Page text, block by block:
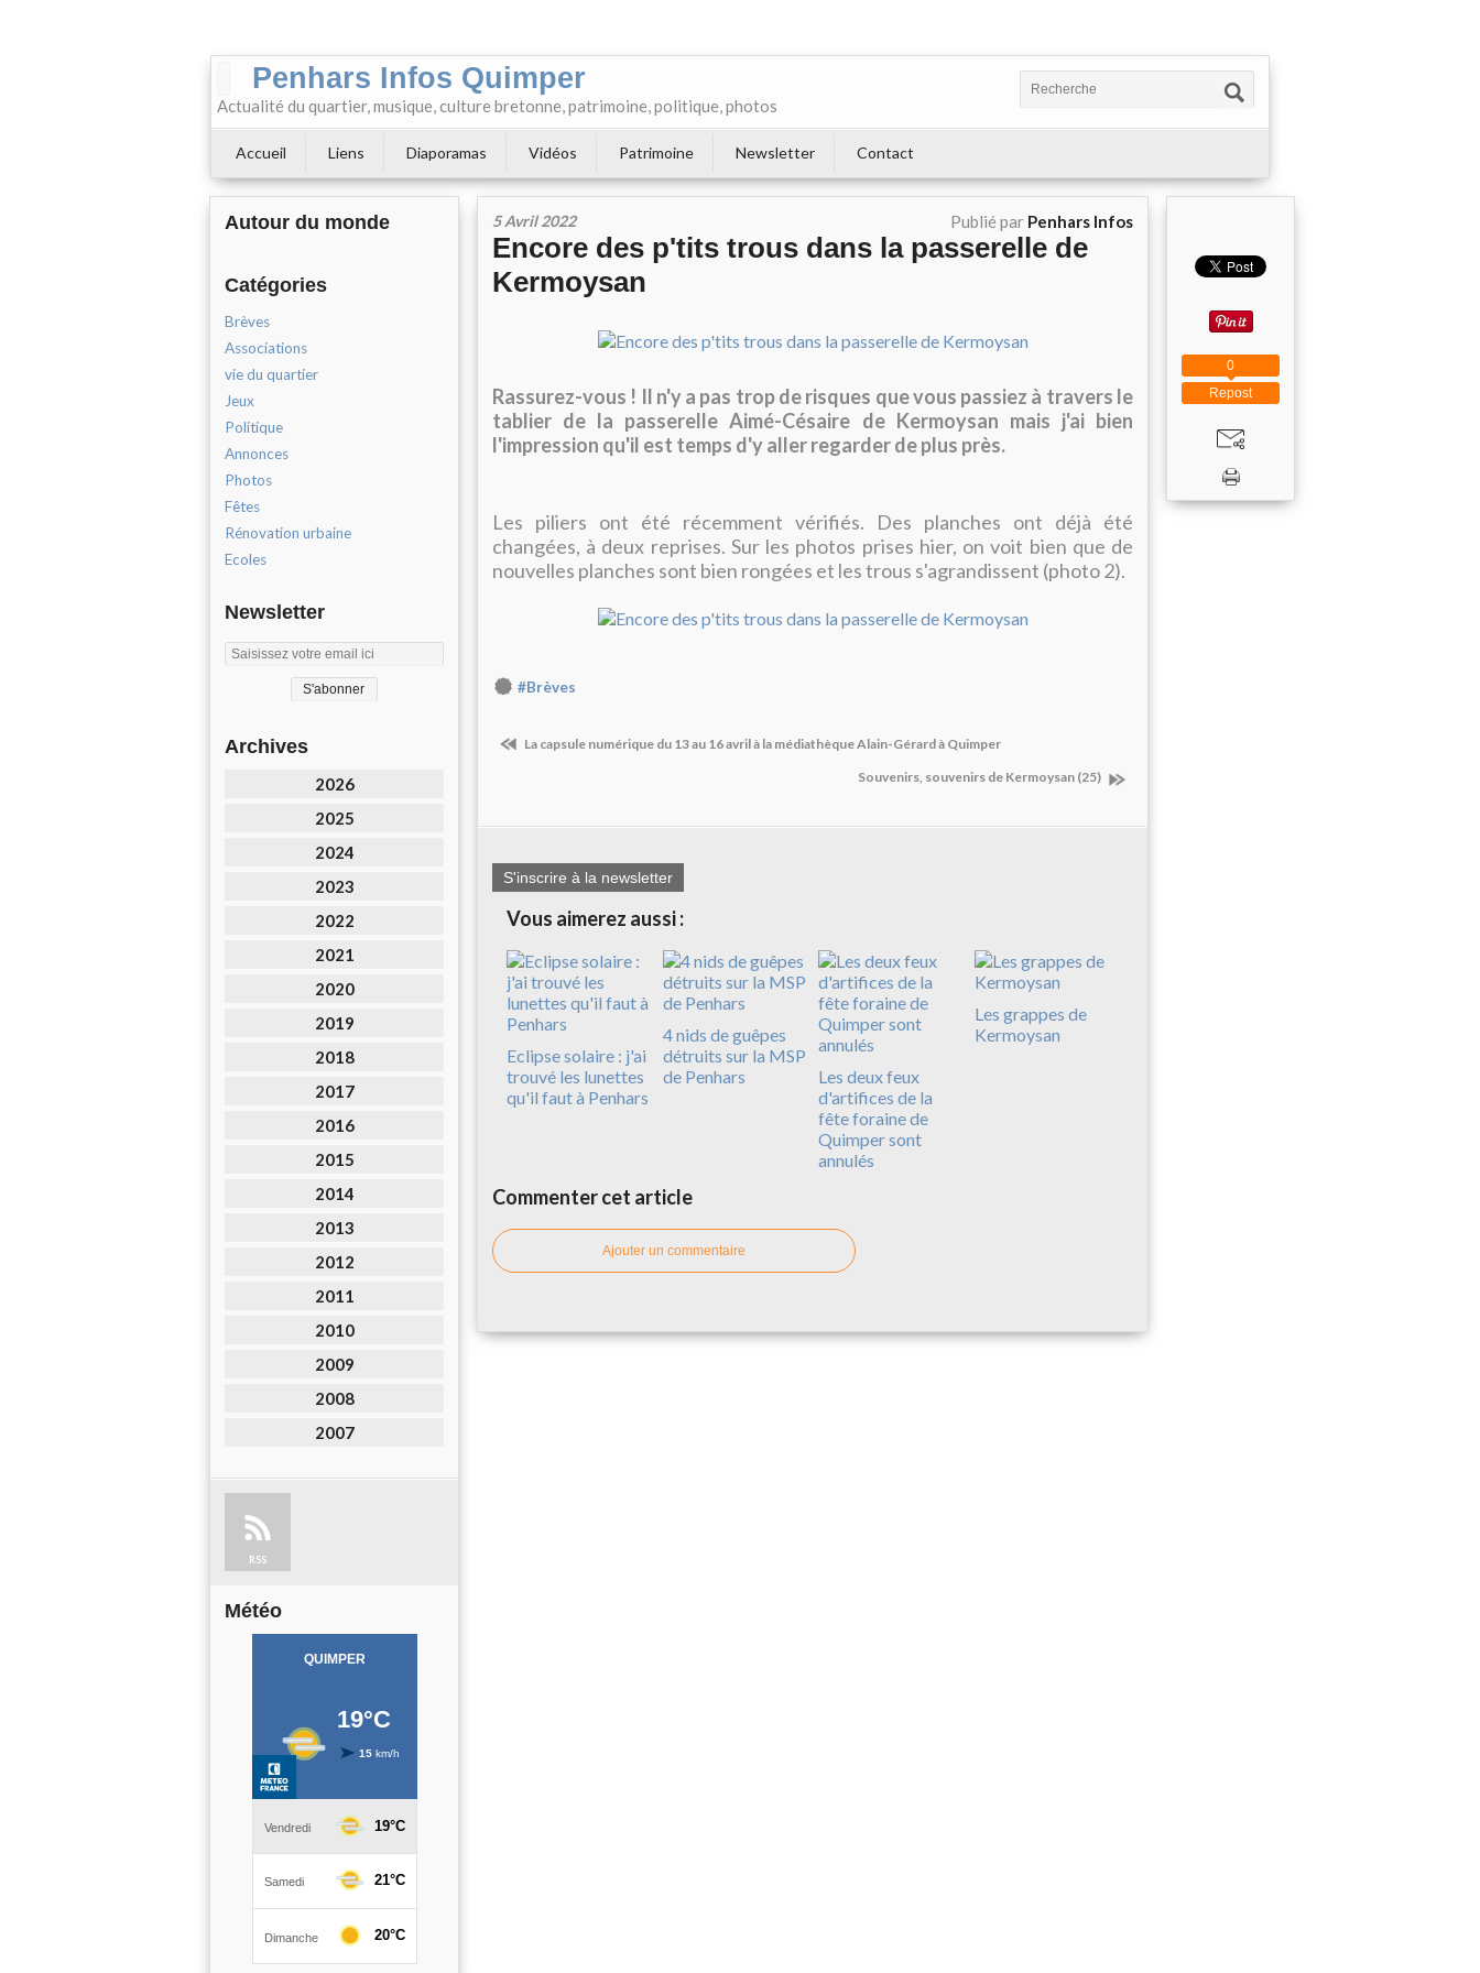
Penhars Infos Quimper
Actualité du quartier, musique, culture bretonne, patrimoine, politique, photos
Accueil Liens Diaporamas Vidéos Patrimoine Newsletter Contact
Autour du monde
Catégories
Brèves
Associations
vie du quartier
Jeux
Politique
Annonces
Photos
Fêtes
Rénovation urbaine
Ecoles
Newsletter
Archives
2026
2025
2024
2023
2022
2021
2020
2019
2018
2017
2016
2015
2014
2013
2012
2011
2010
2009
2008
2007
RSS
Météo
5 Avril 2022 Publié par Penhars Infos
Encore des p'tits trous dans la passerelle de
Kermoysan
Rassurez-vous ! Il n'y a pas trop de risques que vous passiez à travers le
tablier de la passerelle Aimé-Césaire de Kermoysan mais j'ai bien
l'impression qu'il est temps d'y aller regarder de plus près.
Les piliers ont été récemment vérifiés. Des planches ont déjà été
changées, à deux reprises. Sur les photos prises hier, on voit bien que de
nouvelles planches sont bien rongées et les trous s'agrandissent (photo 2).
#Brèves
La capsule numérique du 13 au 16 avril à la médiathèque Alain-Gérard à Quimper
Souvenirs, souvenirs de Kermoysan (25)
S'inscrire à la newsletter
Vous aimerez aussi :
Eclipse solaire : j'ai
trouvé les lunettes
qu'il faut à Penhars
4 nids de guêpes
détruits sur la MSP
de Penhars
Les deux feux
d'artifices de la
fête foraine de
Quimper sont
annulés
Les grappes de
Kermoysan
Commenter cet article
Ajouter un commentaire
Repost
0